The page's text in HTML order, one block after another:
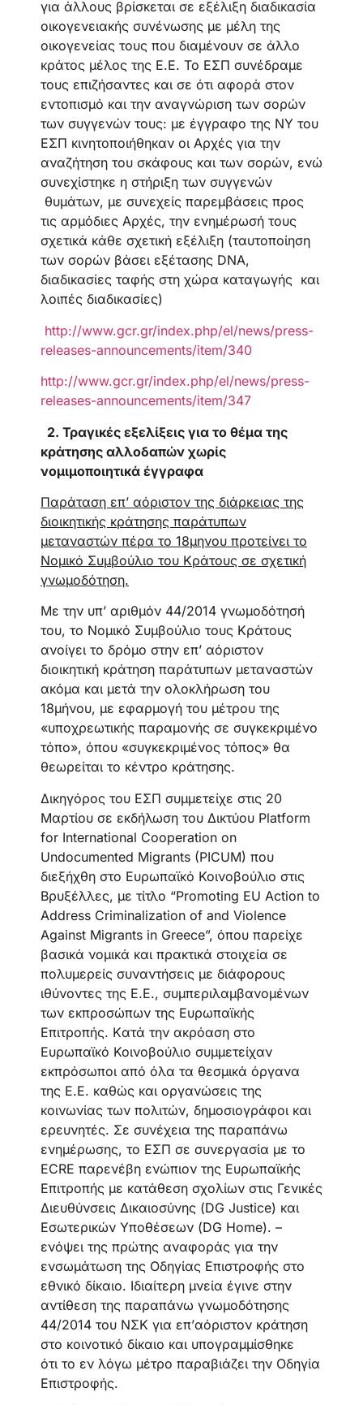
για άλλους βρίσκεται σε εξέλιξη διαδικασία
οικογενειακής συνένωσης με μέλη της
οικογενείας τους που διαμένουν σε άλλο
κράτος μέλος της Ε.Ε. Το ΕΣΠ συνέδραμε
τους επιζήσαντες και σε ότι αφορά στον
εντοπισμό και την αναγνώριση των σορών
των συγγενών τους: με έγγραφο της ΝΥ του
ΕΣΠ κινητοποιήθηκαν οι Αρχές για την
αναζήτηση του σκάφους και των σορών, ενώ
συνεχίστηκε η στήριξη των συγγενών
θυμάτων, με συνεχείς παρεμβάσεις προς
τις αρμόδιες Αρχές, την ενημέρωσή τους
σχετικά κάθε σχετική εξέλιξη (ταυτοποίηση
των σορών βάσει εξέτασης DNA,
διαδικασίες ταφής στη χώρα καταγωγής και
λοιπές διαδικασίες)
http://www.gcr.gr/index.php/el/news/press-
releases-announcements/item/340
http://www.gcr.gr/index.php/el/news/press-
releases-announcements/item/347
2. Τραγικές εξελίξεις για το θέμα της
κράτησης αλλοδαπών χωρίς
νομιμοποιητικά έγγραφα
Παράταση επ’ αόριστον της διάρκειας της
διοικητικής κράτησης παράτυπων
μεταναστών πέρα το 18μηνου προτείνει το
Νομικό Συμβούλιο του Κράτους σε σχετική
γνωμοδότηση.
Με την υπ’ αριθμόν 44/2014 γνωμοδότησή
του, το Νομικό Συμβούλιο τους Κράτους
ανοίγει το δρόμο στην επ’ αόριστον
διοικητική κράτηση παράτυπων μεταναστών
ακόμα και μετά την ολοκλήρωση του
18μήνου, με εφαρμογή του μέτρου της
«υποχρεωτικής παραμονής σε συγκεκριμένο
τόπο», όπου «συγκεκριμένος τόπος» θα
θεωρείται το κέντρο κράτησης.
Δικηγόρος του ΕΣΠ συμμετείχε στις 20
Μαρτίου σε εκδήλωση του Δικτύου Platform
for International Cooperation on
Undocumented Migrants (PICUM) που
διεξήχθη στο Ευρωπαϊκό Κοινοβούλιο στις
Βρυξέλλες, με τίτλο “Promoting EU Action to
Address Criminalization of and Violence
Against Migrants in Greece”, όπου παρείχε
βασικά νομικά και πρακτικά στοιχεία σε
πολυμερείς συναντήσεις με διάφορους
ιθύνοντες της Ε.Ε., συμπεριλαμβανομένων
των εκπροσώπων της Ευρωπαϊκής
Επιτροπής. Kατά την ακρόαση στο
Ευρωπαϊκό Κοινοβούλιο συμμετείχαν
εκπρόσωποι από όλα τα θεσμικά όργανα
της Ε.Ε. καθώς και οργανώσεις της
κοινωνίας των πολιτών, δημοσιογράφοι και
ερευνητές. Σε συνέχεια της παραπάνω
ενημέρωσης, το ΕΣΠ σε συνεργασία με το
ECRE παρενέβη ενώπιον της Ευρωπαϊκής
Επιτροπής με κατάθεση σχολίων στις Γενικές
Διευθύνσεις Δικαιοσύνης (DG Justice) και
Εσωτερικών Υποθέσεων (DG Home). –
ενόψει της πρώτης αναφοράς για την
ενσωμάτωση της Οδηγίας Επιστροφής στο
εθνικό δίκαιο. Ιδιαίτερη μνεία έγινε στην
αντίθεση της παραπάνω γνωμοδότησης
44/2014 του ΝΣΚ για επ’αόριστον κράτηση
στο κοινοτικό δίκαιο και υπογραμμίσθηκε
ότι το εν λόγω μέτρο παραβιάζει την Οδηγία
Επιστροφής.